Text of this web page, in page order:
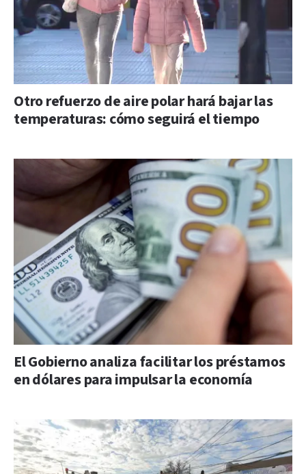
Otro refuerzo de aire polar hará bajar las
temperaturas: cómo seguirá el tiempo
El Gobierno analiza facilitar los préstamos
en dólares para impulsar la economía